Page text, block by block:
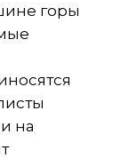
горы
на